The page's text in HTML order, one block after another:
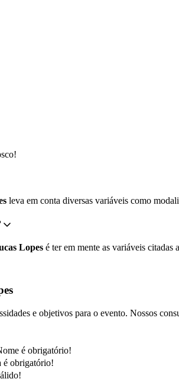
leva em conta diversas variáveis como
Lopes é ter em mente as variáveis
e objetivos para o evento. Nossos
é obrigatório!
é obrigatório!